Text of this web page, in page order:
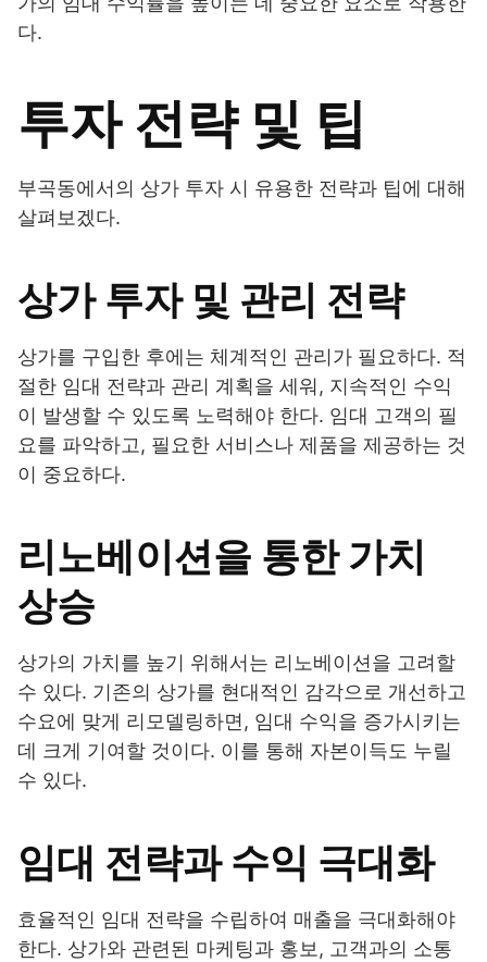
다.
투자 전략 및 팁
부곡동에서의 상가 투자 시 유용한 전략과 팁에 대해
살펴보겠다.
상가 투자 및 관리 전략
상가를 구입한 후에는 체계적인 관리가 필요하다. 적
절한 임대 전략과 관리 계획을 세워, 지속적인 수익
이 발생할 수 있도록 노력해야 한다. 임대 고객의 필
요를 파악하고, 필요한 서비스나 제품을 제공하는 것
이 중요하다.
리노베이션을 통한 가치
상승
상가의 가치를 높기 위해서는 리노베이션을 고려할
수 있다. 기존의 상가를 현대적인 감각으로 개선하고
수요에 맞게 리모델링하면, 임대 수익을 증가시키는
데 크게 기여할 것이다. 이를 통해 자본이득도 누릴
수 있다.
임대 전략과 수익 극대화
효율적인 임대 전략을 수립하여 매출을 극대화해야
한다. 상가와 관련된 마케팅과 홍보, 고객과의 소통